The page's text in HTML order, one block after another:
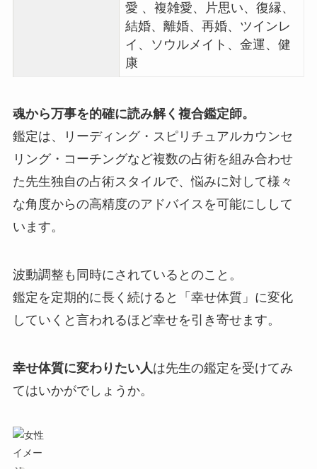
愛 、複雑愛、片思い、復縁、
結婚、離婚、再婚、ツインレ
イ、ソウルメイト、金運、健
康
魂から万事を的確に読み解く複合鑑定師。
鑑定は、リーディング・スピリチュアルカウンセ
リング・コーチングなど複数の占術を組み合わせ
た先生独自の占術スタイルで、悩みに対して様々
な角度からの高精度のアドバイスを可能にしして
います。
波動調整も同時にされているとのこと。
鑑定を定期的に長く続けると「幸せ体質」に変化
していくと言われるほど幸せを引き寄せます。
幸せ体質に変わりたい人 は先生の鑑定を受けてみ
てはいかがでしょうか。